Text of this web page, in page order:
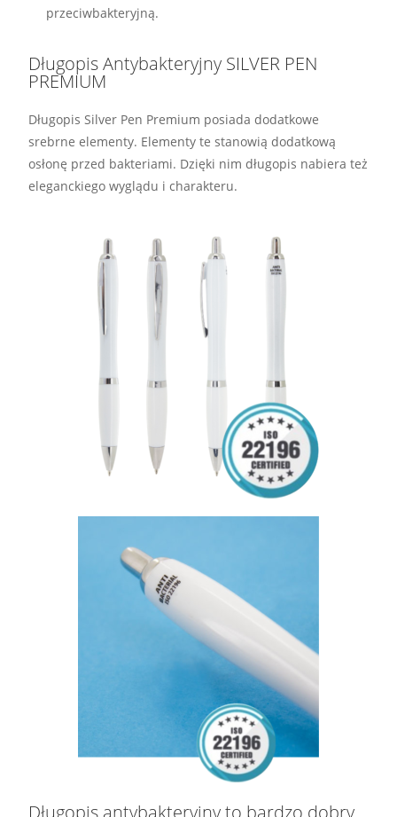
przeciwbakteryjną.
Długopis Antybakteryjny SILVER PEN
PREMIUM
Długopis Silver Pen Premium posiada dodatkowe
srebrne elementy. Elementy te stanowią dodatkową
osłonę przed bakteriami. Dzięki nim długopis nabiera też
eleganckiego wyglądu i charakteru.
Długopis antybakteryjny to bardzo dobry